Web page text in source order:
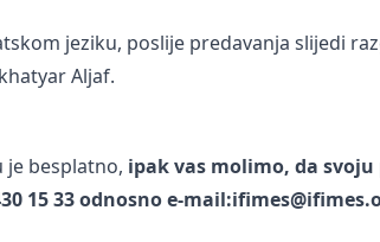
jeziku, poslije predavanja slijedi
Aljaf.
je besplatno, ipak vas molimo, da
15 33 odnosno e-